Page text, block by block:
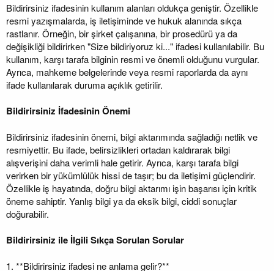
Bildirirsiniz ifadesinin kullanım alanları oldukça geniştir. Özellikle
resmi yazışmalarda, iş iletişiminde ve hukuk alanında sıkça
rastlanır. Örneğin, bir şirket çalışanına, bir prosedürü ya da
değişikliği bildirirken "Size bildiriyoruz ki..." ifadesi kullanılabilir. Bu
kullanım, karşı tarafa bilginin resmi ve önemli olduğunu vurgular.
Ayrıca, mahkeme belgelerinde veya resmi raporlarda da aynı
ifade kullanılarak duruma açıklık getirilir.
Bildirirsiniz İfadesinin Önemi
Bildirirsiniz ifadesinin önemi, bilgi aktarımında sağladığı netlik ve
resmiyettir. Bu ifade, belirsizlikleri ortadan kaldırarak bilgi
alışverişini daha verimli hale getirir. Ayrıca, karşı tarafa bilgi
verirken bir yükümlülük hissi de taşır; bu da iletişimi güçlendirir.
Özellikle iş hayatında, doğru bilgi aktarımı işin başarısı için kritik
öneme sahiptir. Yanlış bilgi ya da eksik bilgi, ciddi sonuçlar
doğurabilir.
Bildirirsiniz ile İlgili Sıkça Sorulan Sorular
1. **Bildirirsiniz ifadesi ne anlama gelir?**